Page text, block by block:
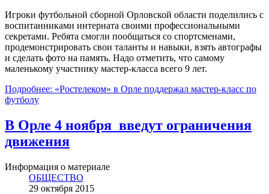
Игроки футбольной сборной Орловской области поделились с
воспитанниками интерната своими профессиональными
секретами. Ребята смогли пообщаться со спортсменами,
продемонстрировать свои таланты и навыки, взять автографы
и сделать фото на память. Надо отметить, что самому
маленькому участнику мастер-класса всего 9 лет.
Подробнее: «Ростелеком» в Орле поддержал мастер-класс по
футболу
В Орле 4 ноября введут ограничения
движения
Информация о материале
ОБЩЕСТВО
29 октября 2015